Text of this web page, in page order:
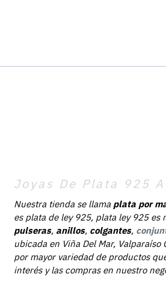
Joyas De Plata 925
Nuestra tienda se llama plata por
es plata de ley 925, plata ley 925 es
pulseras, anillos, colgantes,
ubicada en Viña Del Mar,
por mayor variedad de productos
interés y las compras en nuestro